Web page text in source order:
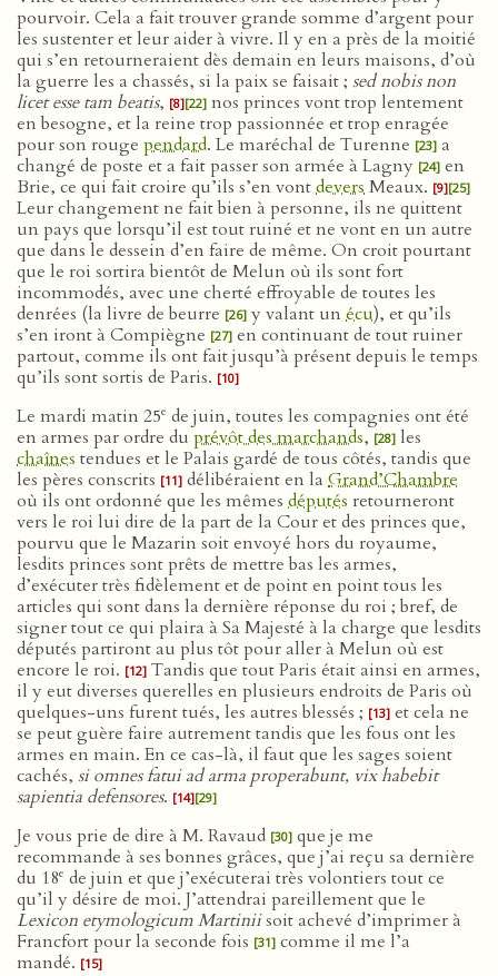
pourvoir. Cela a fait trouver grande somme d’argent pour
les sustenter et leur aider à vivre. Il y en a près de la moitié
qui s’en retourneraient dès demain en leurs maisons, d’où
la guerre les a chassés, si la paix se faisait ; sed nobis non
licet esse tam beatis, [8][22] nos princes vont trop lentement
en besogne, et la reine trop passionnée et trop enragée
pour son rouge pendard. Le maréchal de Turenne [23] a
changé de poste et a fait passer son armée à Lagny [24] en
Brie, ce qui fait croire qu’ils s’en vontdeversMeaux. [9][25]
Leur changement ne fait bien à personne, ils ne quittent
un pays que lorsqu’il est tout ruiné et ne vont en un autre
que dans le dessein d’en faire de même. On croit pourtant
que le roi sortira bientôt de Melun où ils sont fort
incommodés, avec une cherté effroyable de toutes les
denrées (la livre de beurre [26] y valant un écu), et qu’ils
s’en iront à Compiègne [27] en continuant de tout ruiner
partout, comme ils ont fait jusqu’à présent depuis le temps
qu’ils sont sortis de Paris. [10]
Le mardi matin 25e de juin, toutes les compagnies ont été
en armes par ordre du prévôt des marchands, [28] les
chaînes tendues et le Palais gardé de tous côtés, tandis que
les pères conscrits [11] délibéraient en la Grand’Chambre
où ils ont ordonné que les mêmes députés retourneront
vers le roi lui dire de la part de la Cour et des princes que,
pourvu que le Mazarin soit envoyé hors du royaume,
lesdits princes sont prêts de mettre bas les armes,
d’exécuter très fidèlement et de point en point tous les
articles qui sont dans la dernière réponse du roi ; bref, de
signer tout ce qui plaira à Sa Majesté à la charge que lesdits
députés partiront au plus tôt pour aller à Melun où est
encore le roi. [12] Tandis que tout Paris était ainsi en armes,
il y eut diverses querelles en plusieurs endroits de Paris où
quelques-uns furent tués, les autres blessés ; [13] et cela ne
se peut guère faire autrement tandis que les fous ont les
armes en main. En ce cas-là, il faut que les sages soient
cachés, si omnes fatui ad arma properabunt, vix habebit
sapientia defensores. [14][29]
Je vous prie de dire à M. Ravaud [30] que je me
recommande à ses bonnes grâces, que j’ai reçu sa dernière
du 18e de juin et que j’exécuterai très volontiers tout ce
qu’il y désire de moi. J’attendrai pareillement que le
Lexicon etymologicum Martiniisoit achevé d’imprimer à
Francfort pour la seconde fois [31] comme il me l’a
mandé. [15]